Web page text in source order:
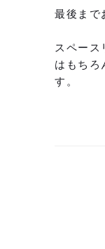
最後まで
スペー
はもちろ
す。